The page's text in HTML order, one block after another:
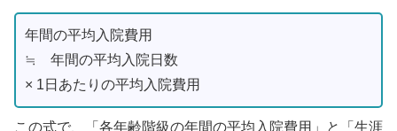
年間の平均入院費用
≒ 年間の平均入院日数
× 1日あたりの平均入院費用
この式で、「各年齢階級の年間の平均入院費用」と「生涯